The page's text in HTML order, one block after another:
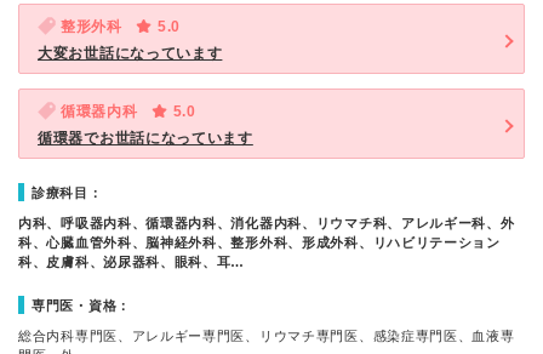
整形外科
5.0
大変お世話になっています
循環器内科
5.0
循環器でお世話になっています
診療科目：
内科、呼吸器内科、循環器内科、消化器内科、リウマチ科、アレルギー科、外
科、心臓血管外科、脳神経外科、整形外科、形成外科、リハビリテーション
科、皮膚科、泌尿器科、眼科、耳…
専門医・資格：
総合内科専門医、アレルギー専門医、リウマチ専門医、感染症専門医、血液専